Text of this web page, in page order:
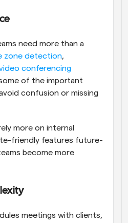
need more than a
zone detection,
conferencing
of the important
confusion or missing
more on internal
friendly features future-
become more
meetings with clients,